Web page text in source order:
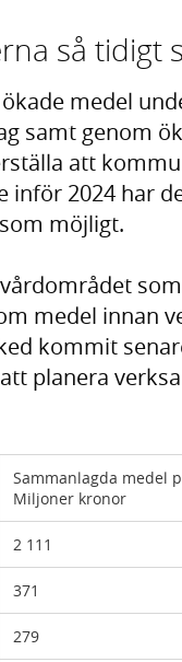
så tidigt
medel
samt genom
att
2024 har
möjligt.
medel innan
kommit
planera
Sammanlagda medel
Miljoner kronor
2 111
371
279